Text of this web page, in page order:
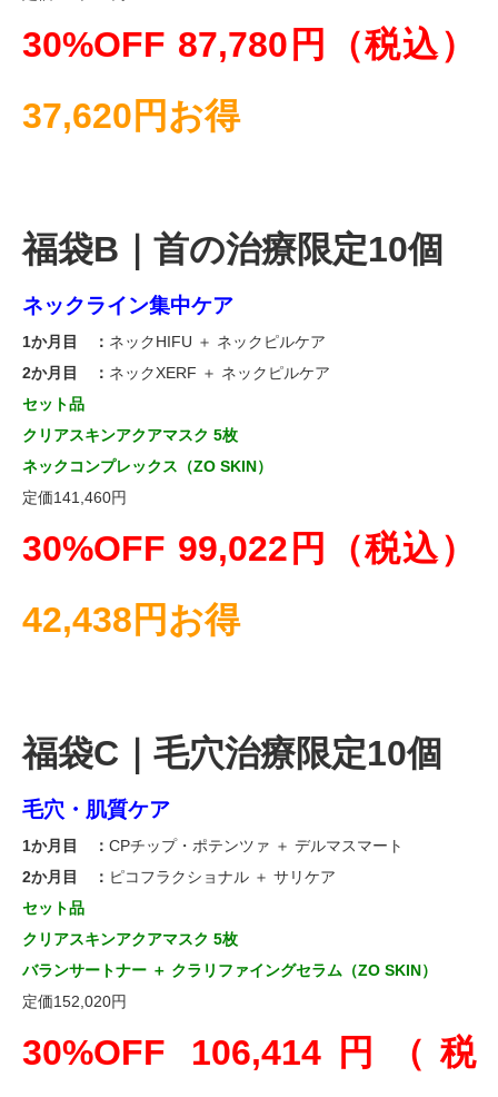
30%OFF 87,780円（税込）
37,620円お得
福袋B｜首の治療限定10個
ネックライン集中ケア
1か月目 ： ネックHIFU ＋ ネックピルケア
2か月目 ： ネックXERF ＋ ネックピルケア
セット品
クリアスキンアクアマスク 5枚
ネックコンプレックス（ZO SKIN）
定価141,460円
30%OFF 99,022円（税込）
42,438円お得
福袋C｜毛穴治療限定10個
毛穴・肌質ケア
1か月目 ： CPチップ・ポテンツァ ＋ デルマスマート
2か月目 ： ピコフラクショナル ＋ サリケア
セット品
クリアスキンアクアマスク 5枚
バランサートナー ＋ クラリファイングセラム（ZO SKIN）
定価152,020円
30%OFF 106,414円（税